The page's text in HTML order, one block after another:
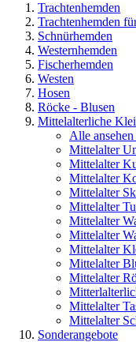
Trachtenhemden
Trachtenhemden
Schnürhemden
Westernhemden
Fischerhemden
Westen
Hosen
Röcke - Blusen
Mittelalterliche
Alle
Mittelalter
Mittelalter
Mittelalter
Mittelalter
Mittelalter
Mittelalter
Mittelalter
Mittelalter
Mittelalter
Mittelalter
Mittelalter
Mittelalter
Sonderangebote